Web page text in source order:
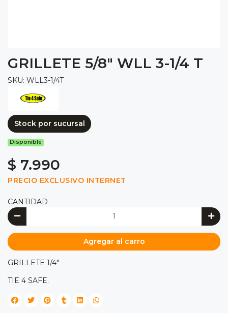
GRILLETE 5/8" WLL 3-1/4 T
SKU: WLL3-1/4T
Stock por sucursal
Disponible
$ 7.990
PRECIO EXCLUSIVO INTERNET
CANTIDAD
Agregar al carro
GRILLETE 1/4"
TIE 4 SAFE.